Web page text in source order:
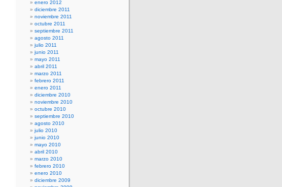
enero 2012
diciembre 2011
noviembre 2011
octubre 2011
septiembre 2011
agosto 2011
julio 2011
junio 2011
mayo 2011
abril 2011
marzo 2011
febrero 2011
enero 2011
diciembre 2010
noviembre 2010
octubre 2010
septiembre 2010
agosto 2010
julio 2010
junio 2010
mayo 2010
abril 2010
marzo 2010
febrero 2010
enero 2010
diciembre 2009